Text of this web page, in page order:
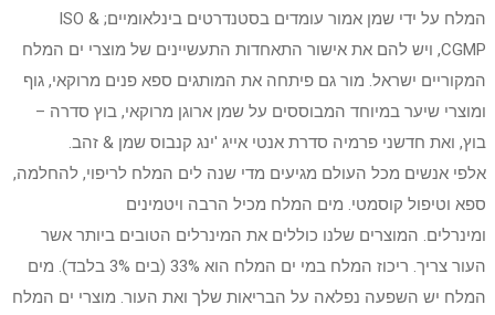
המלח על ידי שמן אמור עומדים בסטנדרטים בינלאומיים; ISO &
CGMP, ויש להם את אישור התאחדות התעשיינים של מוצרי ים המלח
המקוריים ישראל. מור גם פיתחה את המותגים ספא פנים מרוקאי, גוף
ומוצרי שיער במיוחד המבוססים על שמן ארוגן מרוקאי, בוץ סדרה –
בוץ, ואת חדשני פרמיה סדרת אנטי אייג 'ינג קנבוס שמן & זהב.
אלפי אנשים מכל העולם מגיעים מדי שנה לים המלח לריפוי, להחלמה,
ספא וטיפול קוסמטי. מים המלח מכיל הרבה ויטמינים
ומינרלים. המוצרים שלנו כוללים את המינרלים הטובים ביותר אשר
העור צריך. ריכוז המלח במי ים המלח הוא 33% (בים 3% בלבד). מים
המלח יש השפעה נפלאה על הבריאות שלך ואת העור. מוצרי ים המלח